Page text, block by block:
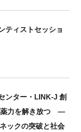
ティストセッショ
ンター・LINK-J 創
薬力を解き放つ ―
ックの突破と社会